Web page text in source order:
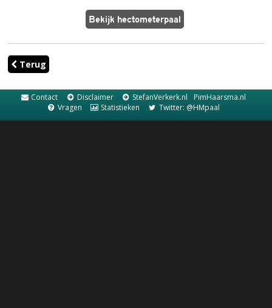
Terug
Contact Disclaimer StefanVerkerk.nl
PimHaarsma.nl
Vragen
Statistieken Twitter: @HMpaal